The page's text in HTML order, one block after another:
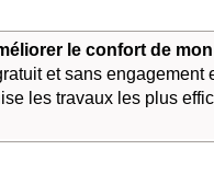
le confort de
et sans engagement
les travaux les plus